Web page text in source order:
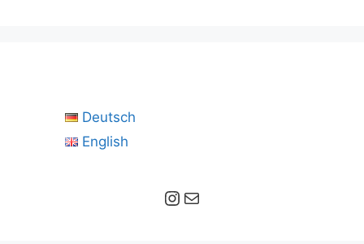
Deutsch
English
Instagram E-Mail